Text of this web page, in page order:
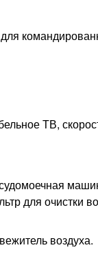
ТВ,
для очистки
воздуха.